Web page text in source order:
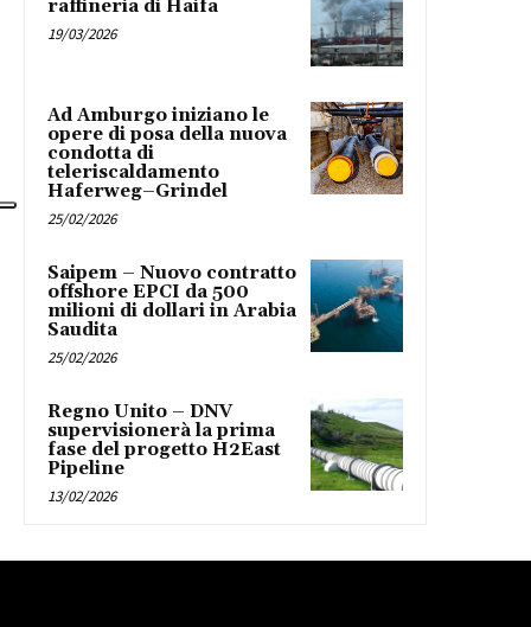
raffineria di Haifa
19/03/2026
Ad Amburgo iniziano le
opere di posa della nuova
condotta di
teleriscaldamento
Haferweg–Grindel
25/02/2026
Saipem – Nuovo contratto
offshore EPCI da 500
milioni di dollari in Arabia
Saudita
25/02/2026
Regno Unito – DNV
supervisionerà la prima
fase del progetto H2East
Pipeline
13/02/2026